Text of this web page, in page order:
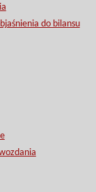
do bilansu